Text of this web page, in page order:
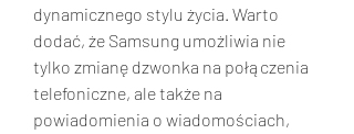
dynamicznego stylu życia. Warto
dodać, że Samsung umożliwia nie
tylko zmianę dzwonka na połączenia
telefoniczne, ale także na
powiadomienia o wiadomościach,